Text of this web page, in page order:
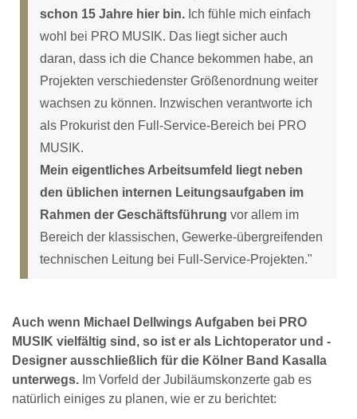
schon 15 Jahre hier bin. Ich fühle mich einfach
wohl bei PRO MUSIK. Das liegt sicher auch
daran, dass ich die Chance bekommen habe, an
Projekten verschiedenster Größenordnung weiter
wachsen zu können. Inzwischen verantworte ich
als Prokurist den Full-Service-Bereich bei PRO
MUSIK.
Mein eigentliches Arbeitsumfeld liegt neben
den üblichen internen Leitungsaufgaben im
Rahmen der Geschäftsführung vor allem im
Bereich der klassischen, Gewerke-übergreifenden
technischen Leitung bei Full-Service-Projekten."
Auch wenn Michael Dellwings Aufgaben bei PRO
MUSIK vielfältig sind, so ist er als Lichtoperator und -
Designer ausschließlich für die Kölner Band Kasalla
unterwegs. Im Vorfeld der Jubiläumskonzerte gab es
natürlich einiges zu planen, wie er zu berichtet: